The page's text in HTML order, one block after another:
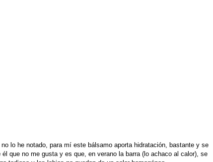
lo he notado, para mí este bálsamo aporta hidratación, bastante y se
que no me gusta y es que, en verano la barra (lo achaco al calor), se